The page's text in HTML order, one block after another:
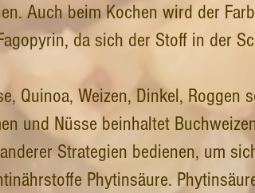
Auch beim Kochen wird der
da sich der Stoff in der
Quinoa, Weizen, Dinkel, Roggen
und Nüsse beinhaltet
Strategien bedienen, um
Phytinsäure.